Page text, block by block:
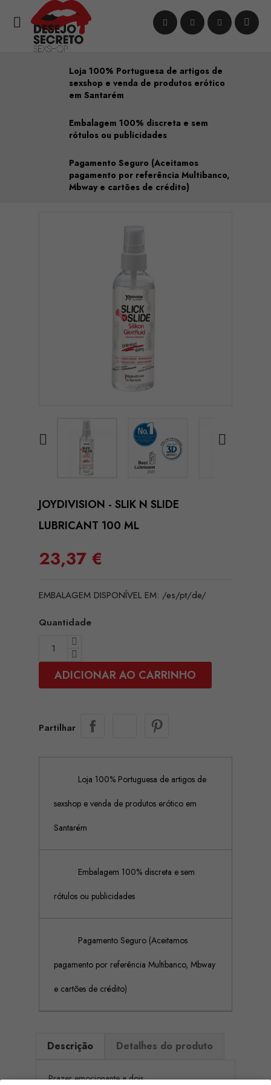

Loja 100% Portuguesa de artigos de
sexshop e venda de produtos erótico
em Santarém
Embalagem 100% discreta e sem
rótulos ou publicidades
Pagamento Seguro (Aceitamos
pagamento por referência Multibanco,
Mbway e cartões de crédito)
 
JOYDIVISION - SLIK N SLIDE
LUBRICANT 100 ML
23,37 €
EMBALAGEM DISPONÍVEL EM: /es/pt/de/
Quantidade
ADICIONAR AO CARRINHO
Partilhar
Loja 100% Portuguesa de artigos de
sexshop e venda de produtos erótico em
Santarém
Embalagem 100% discreta e sem
rótulos ou publicidades
Pagamento Seguro (Aceitamos
pagamento por referência Multibanco, Mbway
e cartões de crédito)
Descrição Detalhes do produto
Prazer emocionante a dois.